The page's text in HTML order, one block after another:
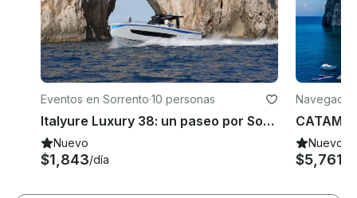
Eventos en Sorrento·10 personas
Italyure Luxury 38: un paseo por Sorrento
Nuevo
$1,843/día
Nuevo
$5,761